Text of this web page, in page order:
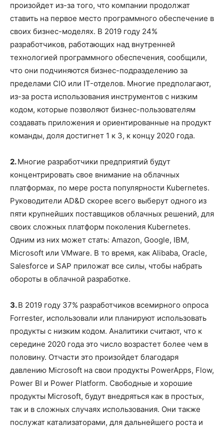
произойдет из-за того, что компании продолжат
ставить на первое место программного обеспечение в
своих бизнес-моделях. В 2019 году 24%
разработчиков, работающих над внутренней
технологией программного обеспечения, сообщили,
что они подчиняются бизнес-подразделению за
пределами CIO или IT-отделов. Многие предполагают,
из-за роста использования инструментов с низким
кодом, которые позволяют бизнес-пользователям
создавать приложения и ориентированные на продукт
команды, доля достигнет 1 к 3, к концу 2020 года.
2.Многие разработчики предприятий будут
концентрировать свое внимание на облачных
платформах, по мере роста популярности Kubernetes.
Руководители AD&D скорее всего выберут одного из
пяти крупнейших поставщиков облачных решений, для
своих сложных платформ поколения Kubernetes.
Одним из них может стать: Amazon, Google, IBM,
Microsoft или VMware. В то время, как Alibaba, Oracle,
Salesforce и SAP приложат все силы, чтобы набрать
обороты в облачной разработке.
3.В 2019 году 37% разработчиков всемирного опроса
Forrester, использовали или планируют использовать
продукты с низким кодом. Аналитики считают, что к
середине 2020 года это число возрастет более чем в
половину. Отчасти это произойдет благодаря
давлению Microsoft на свои продукты PowerApps, Flow,
Power BI и Power Platform. Свободные и хорошие
продукты Microsoft, будут внедряться как в простых,
так и в сложных случаях использования. Они также
послужат катализаторами, для дальнейшего роста и